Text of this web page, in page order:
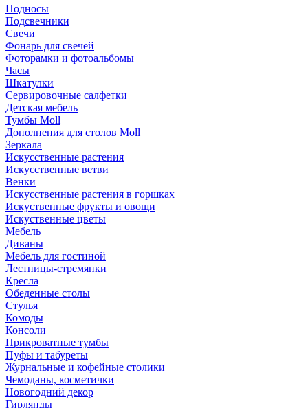
Подносы
Подсвечники
Свечи
Фонарь для свечей
Фоторамки и фотоальбомы
Часы
Шкатулки
Сервировочные салфетки
Детская мебель
Тумбы Moll
Дополнения для столов Moll
Зеркала
Искусственные растения
Искусственные ветви
Венки
Искусственные растения в горшках
Искуственные фрукты и овощи
Искуственные цветы
Мебель
Диваны
Мебель для гостиной
Лестницы-стремянки
Кресла
Обеденные столы
Стулья
Комоды
Консоли
Прикроватные тумбы
Пуфы и табуреты
Журнальные и кофейные столики
Чемоданы, косметички
Новогодний декор
Гирлянды